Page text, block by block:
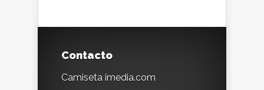
Contacto
Camiseta imedia.com